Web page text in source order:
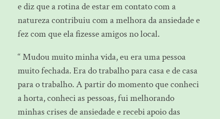
e diz que a rotina de estar em contato com a
natureza contribuiu com a melhora da ansiedade e
fez com que ela fizesse amigos no local.
“ Mudou muito minha vida, eu era uma pessoa
muito fechada. Era do trabalho para casa e de casa
para o trabalho. A partir do momento que conheci
a horta, conheci as pessoas, fui melhorando
minhas crises de ansiedade e recebi apoio das